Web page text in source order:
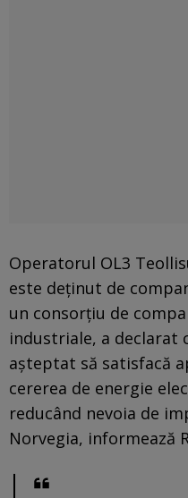
Operatorul OL3
este deţinut de
un consorţiu de
industriale, a declarat
aşteptat să satisfacă
cererea de energie
reducând nevoia de
Norvegia, informează